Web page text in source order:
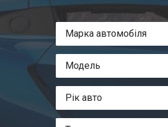
Марка автомобіля
Модель
Рік авто